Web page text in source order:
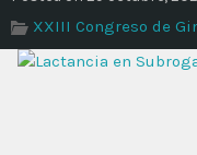
XXIII Congreso de